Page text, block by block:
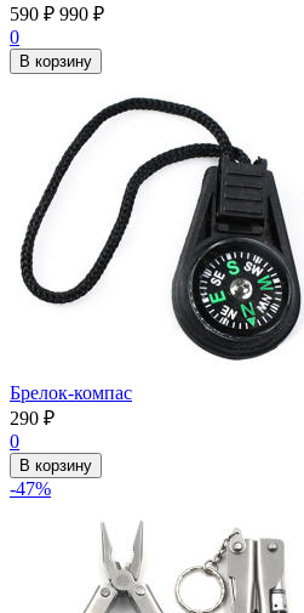
590 ₽ 990 ₽
0
В корзину
Брелок-компас
290 ₽
0
В корзину
-47%